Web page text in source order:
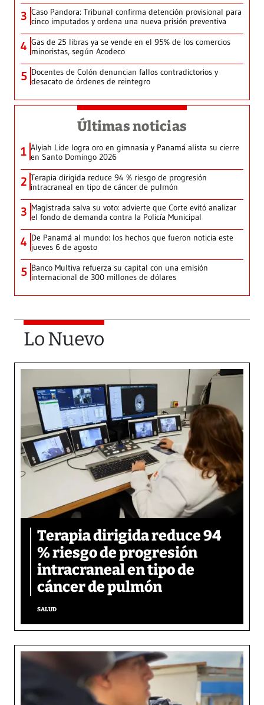
3 Caso Pandora: Tribunal confirma detención provisional para
cinco imputados y ordena una nueva prisión preventiva
4 Gas de 25 libras ya se vende en el 95% de los comercios
minoristas, según Acodeco
5 Docentes de Colón denuncian fallos contradictorios y
desacato de órdenes de reintegro
Últimas noticias
1 Alyiah Lide logra oro en gimnasia y Panamá alista su cierre
en Santo Domingo 2026
2 Terapia dirigida reduce 94 % riesgo de progresión
intracraneal en tipo de cáncer de pulmón
3 Magistrada salva su voto: advierte que Corte evitó analizar
el fondo de demanda contra la Policía Municipal
4 De Panamá al mundo: los hechos que fueron noticia este
jueves 6 de agosto
5 Banco Multiva refuerza su capital con una emisión
internacional de 300 millones de dólares
Lo Nuevo
Terapia dirigida reduce 94
% riesgo de progresión
intracraneal en tipo de
cáncer de pulmón
SALUD